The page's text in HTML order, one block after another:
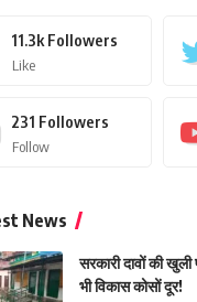
11.3k Followers
Like
231 Followers
Follow
News
सरकारी दावों की
भी विकास कोसों दूर!